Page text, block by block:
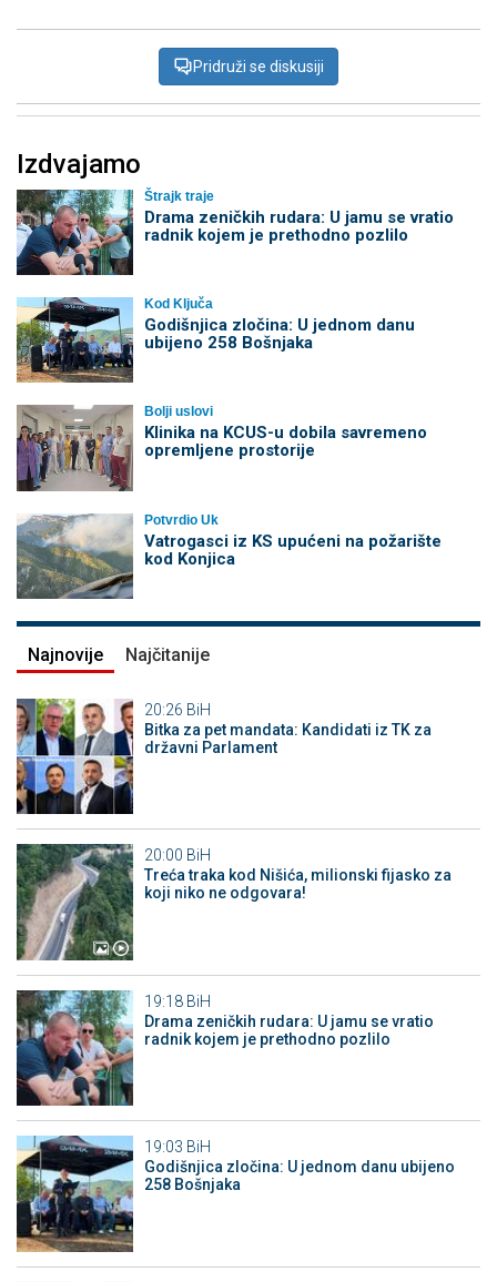
Pridruži se diskusiji
Izdvajamo
Štrajk traje
Drama zeničkih rudara: U jamu se vratio
radnik kojem je prethodno pozlilo
Kod Ključa
Godišnjica zločina: U jednom danu
ubijeno 258 Bošnjaka
Bolji uslovi
Klinika na KCUS-u dobila savremeno
opremljene prostorije
Potvrdio Uk
Vatrogasci iz KS upućeni na požarište
kod Konjica
Najnovije Najčitanije
20:26 BiH
Bitka za pet mandata: Kandidati iz TK za
državni Parlament
20:00 BiH
Treća traka kod Nišića, milionski fijasko za
koji niko ne odgovara!
19:18 BiH
Drama zeničkih rudara: U jamu se vratio
radnik kojem je prethodno pozlilo
19:03 BiH
Godišnjica zločina: U jednom danu ubijeno
258 Bošnjaka